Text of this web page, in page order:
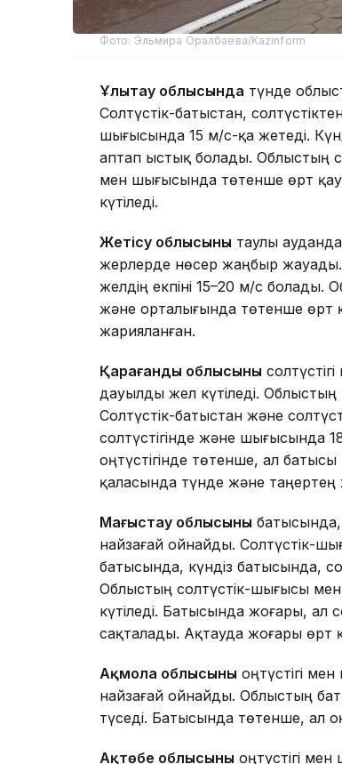
Фото: Эльмира Оралбаева/Kazinform
Ұлытау облысында түнде
Солтүстік-батыстан,
шығысында 15 м/с-қа жетеді.
аптап ыстық болады. Облыстың
мен шығысында төтенше өрт
күтіледі.
Жетісу облысының таулы
жерлерде нөсер жаңбыр жауады.
желдің екпіні 15–20 м/с болады.
және орталығында төтенше өрт
жарияланған.
Қарағанды облысының
дауылды жел күтіледі.
Солтүстік-батыстан және
солтүстігінде және шығысында
оңтүстігінде төтенше, ал
қаласында түнде және
Маңғыстау облысының
найзағай ойнайды. Солтүстік-
батысында, күндіз батысында,
Облыстың солтүстік-шығысы мен
күтіледі. Батысында жоғары, ал
сақталады. Ақтауда жоғары өрт
Ақмола облысының оңтүстігі
найзағай ойнайды. Облыстың
түседі. Батысында төтенше, ал
Ақтөбе облысының оңтүстігі